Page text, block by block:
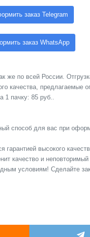
заказ Telegram
заказ WhatsApp
же по всей России.
качества, предлагаемые
1 пачку: 85 руб..
способ для вас при
высокого
качество и неповторимый
условиям! Сделайте